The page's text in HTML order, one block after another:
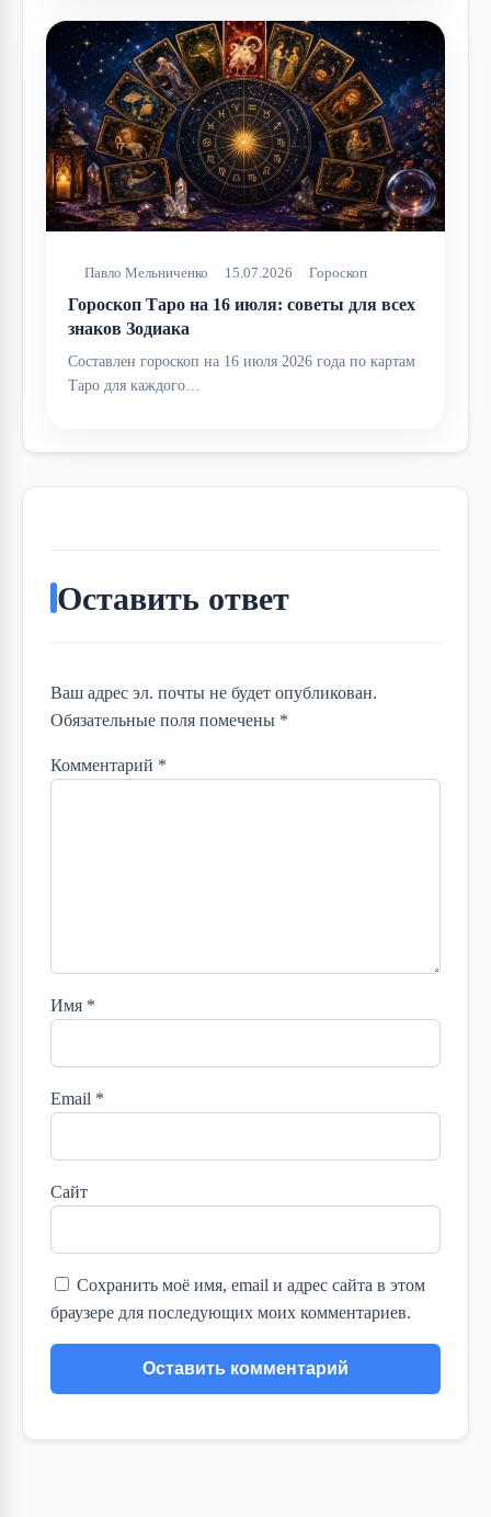
Павло Мельниченко 15.07.2026 Гороскоп
Гороскоп Таро на 16 июля: советы для всех
знаков Зодиака
Составлен гороскоп на 16 июля 2026 года по картам
Таро для каждого…
Оставить ответ
Ваш адрес эл. почты не будет опубликован.
Обязательные поля помечены *
Комментарий *
Имя *
Email *
Сайт
Сохранить моё имя, email и адрес сайта в этом
браузере для последующих моих комментариев.